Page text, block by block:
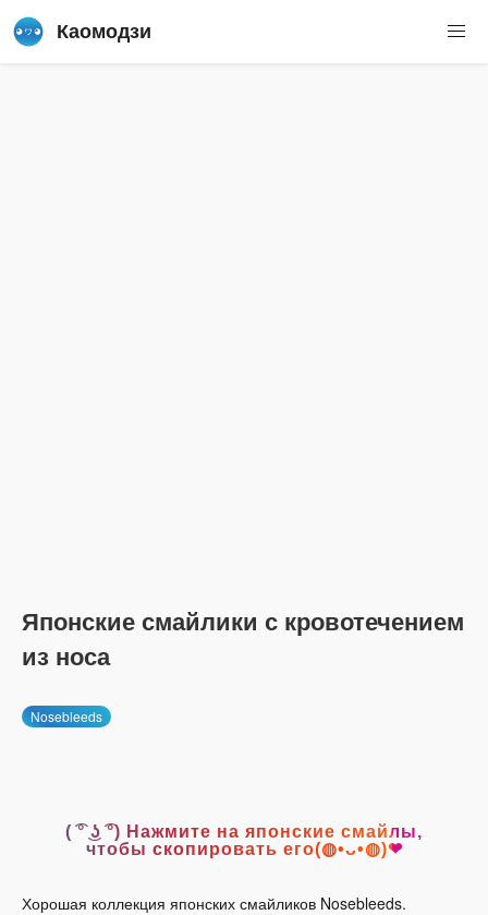
Каомодзи
Японские смайлики с кровотечением
из носа
Nosebleeds
( ͡° ͜ʖ ͡°) Нажмите на японские смайлы,
чтобы скопировать его(◍•ᴗ•◍)❤
Хорошая коллекция японских смайликов Nosebleeds.